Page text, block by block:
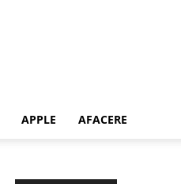
APPLE AFACERE